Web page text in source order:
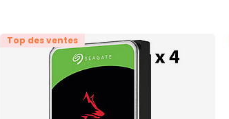
Top des ventes